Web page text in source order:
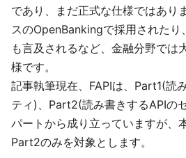
であり、まだ正式な仕様ではあり
スのOpenBankingで採用されたり、
も言及されるなど、金融分野では
様です。
記事執筆現在、FAPIは、Part1(読
ティ)、Part2(読み書きするAPIの
パートから成り立っていますが、
Part2のみを対象とします。